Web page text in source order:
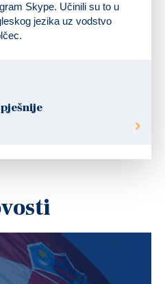
Skype. Učinili su to u
jezika uz vodstvo